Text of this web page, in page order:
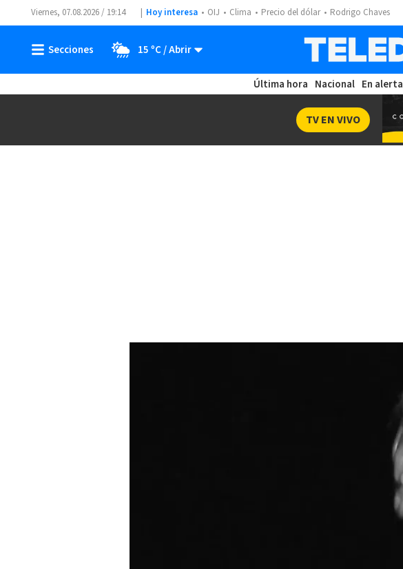
Viernes, 07.08.2026 / 19:14 Hoy interesa OIJ Clima Precio del dólar Rodrigo Chaves
15 ºC
Última hora Nacional En alerta
TV EN VIVO